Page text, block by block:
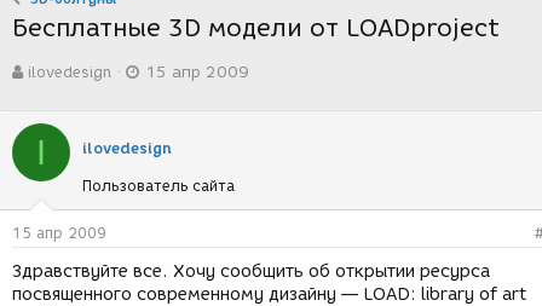
Бесплатные 3D модели от LOADproject
в
о
е
м
ы
ilovedesign
а
с
з
д
и
я
15 апр 2009
I ilovedesign
Пользователь сайта
15 апр 2009
Здравствуйте все. Хочу сообщить об открытии ресурса
посвященного современному дизайну — LOAD: library of art